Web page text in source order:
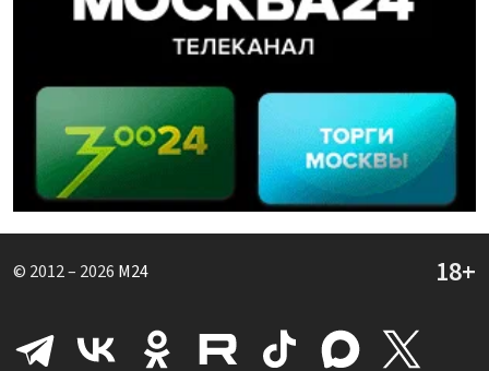
© 2012 – 2026 M24